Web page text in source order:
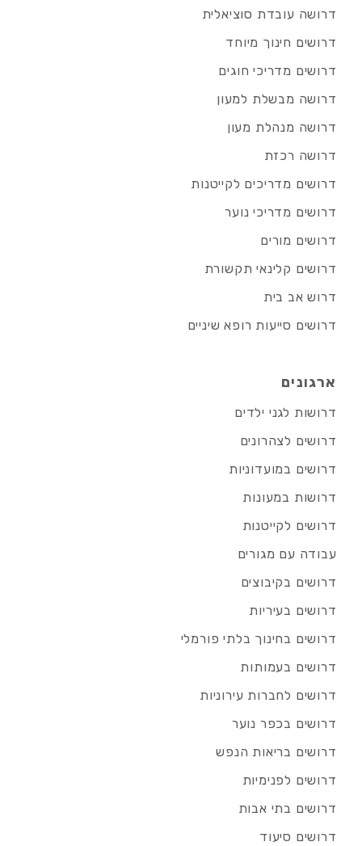
דרושה עובדת סוציאלית
דרושים חינוך מיוחד
דרושים מדריכי חוגים
דרושה מבשלת למעון
דרושה מנהלת מעון
דרושה רכזת
דרושים מדריכים לקייטנות
דרושים מדריכי נוער
דרושים מורים
דרושים קלינאי תקשורת
דרוש אב בית
דרושים סייעות רופא שיניים
ארגונים
דרושות לגני ילדים
דרושים לצהרונים
דרושים במועדוניות
דרושות במעונות
דרושים לקייטנות
עבודה עם מגורים
דרושים בקיבוצים
דרושים בעיריות
דרושים בחינוך בלתי פורמלי
דרושים בעמותות
דרושים לחברות עירוניות
דרושים בכפר נוער
דרושים בריאות הנפש
דרושים לפנימיות
דרושים בתי אבות
דרושים סיעוד